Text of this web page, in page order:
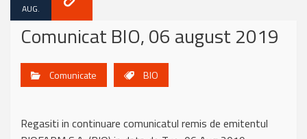
AUG.
Comunicat BIO, 06 august 2019
Comunicate BIO
Regasiti in continuare comunicatul remis de emitentul